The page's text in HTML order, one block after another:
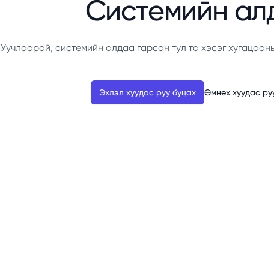
Системийн
Уучлаарай, системийн алдаа гарсан тул та хэсэг
Эхлэл хуудас руу буцах Өмнөх хуудас